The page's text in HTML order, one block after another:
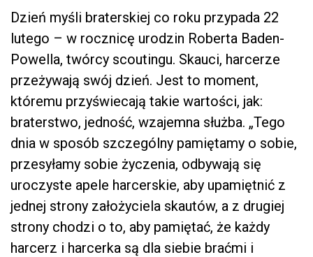
Dzień myśli braterskiej co roku przypada 22
lutego – w rocznicę urodzin Roberta Baden-
Powella, twórcy scoutingu. Skauci, harcerze
przeżywają swój dzień. Jest to moment,
któremu przyświecają takie wartości, jak:
braterstwo, jedność, wzajemna służba. „Tego
dnia w sposób szczególny pamiętamy o sobie,
przesyłamy sobie życzenia, odbywają się
uroczyste apele harcerskie, aby upamiętnić z
jednej strony założyciela skautów, a z drugiej
strony chodzi o to, aby pamiętać, że każdy
harcerz i harcerka są dla siebie braćmi i